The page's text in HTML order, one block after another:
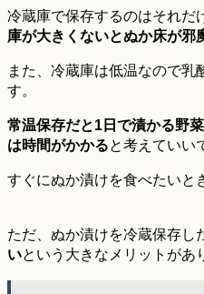
冷蔵庫で保存するのはそれだ
庫が大きくないとぬか床が邪
また、冷蔵庫は低温なので乳
す。
常温保存だと1日で漬かる野
は時間がかかると考えていい
すぐにぬか漬けを食べたいと
ただ、ぬか漬けを冷蔵保存し
いという大きなメリットがあ